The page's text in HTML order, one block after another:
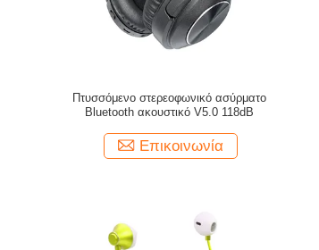
Πτυσσόμενο στερεοφωνικό ασύρματο
Bluetooth ακουστικό V5.0 118dB
Επικοινωνία